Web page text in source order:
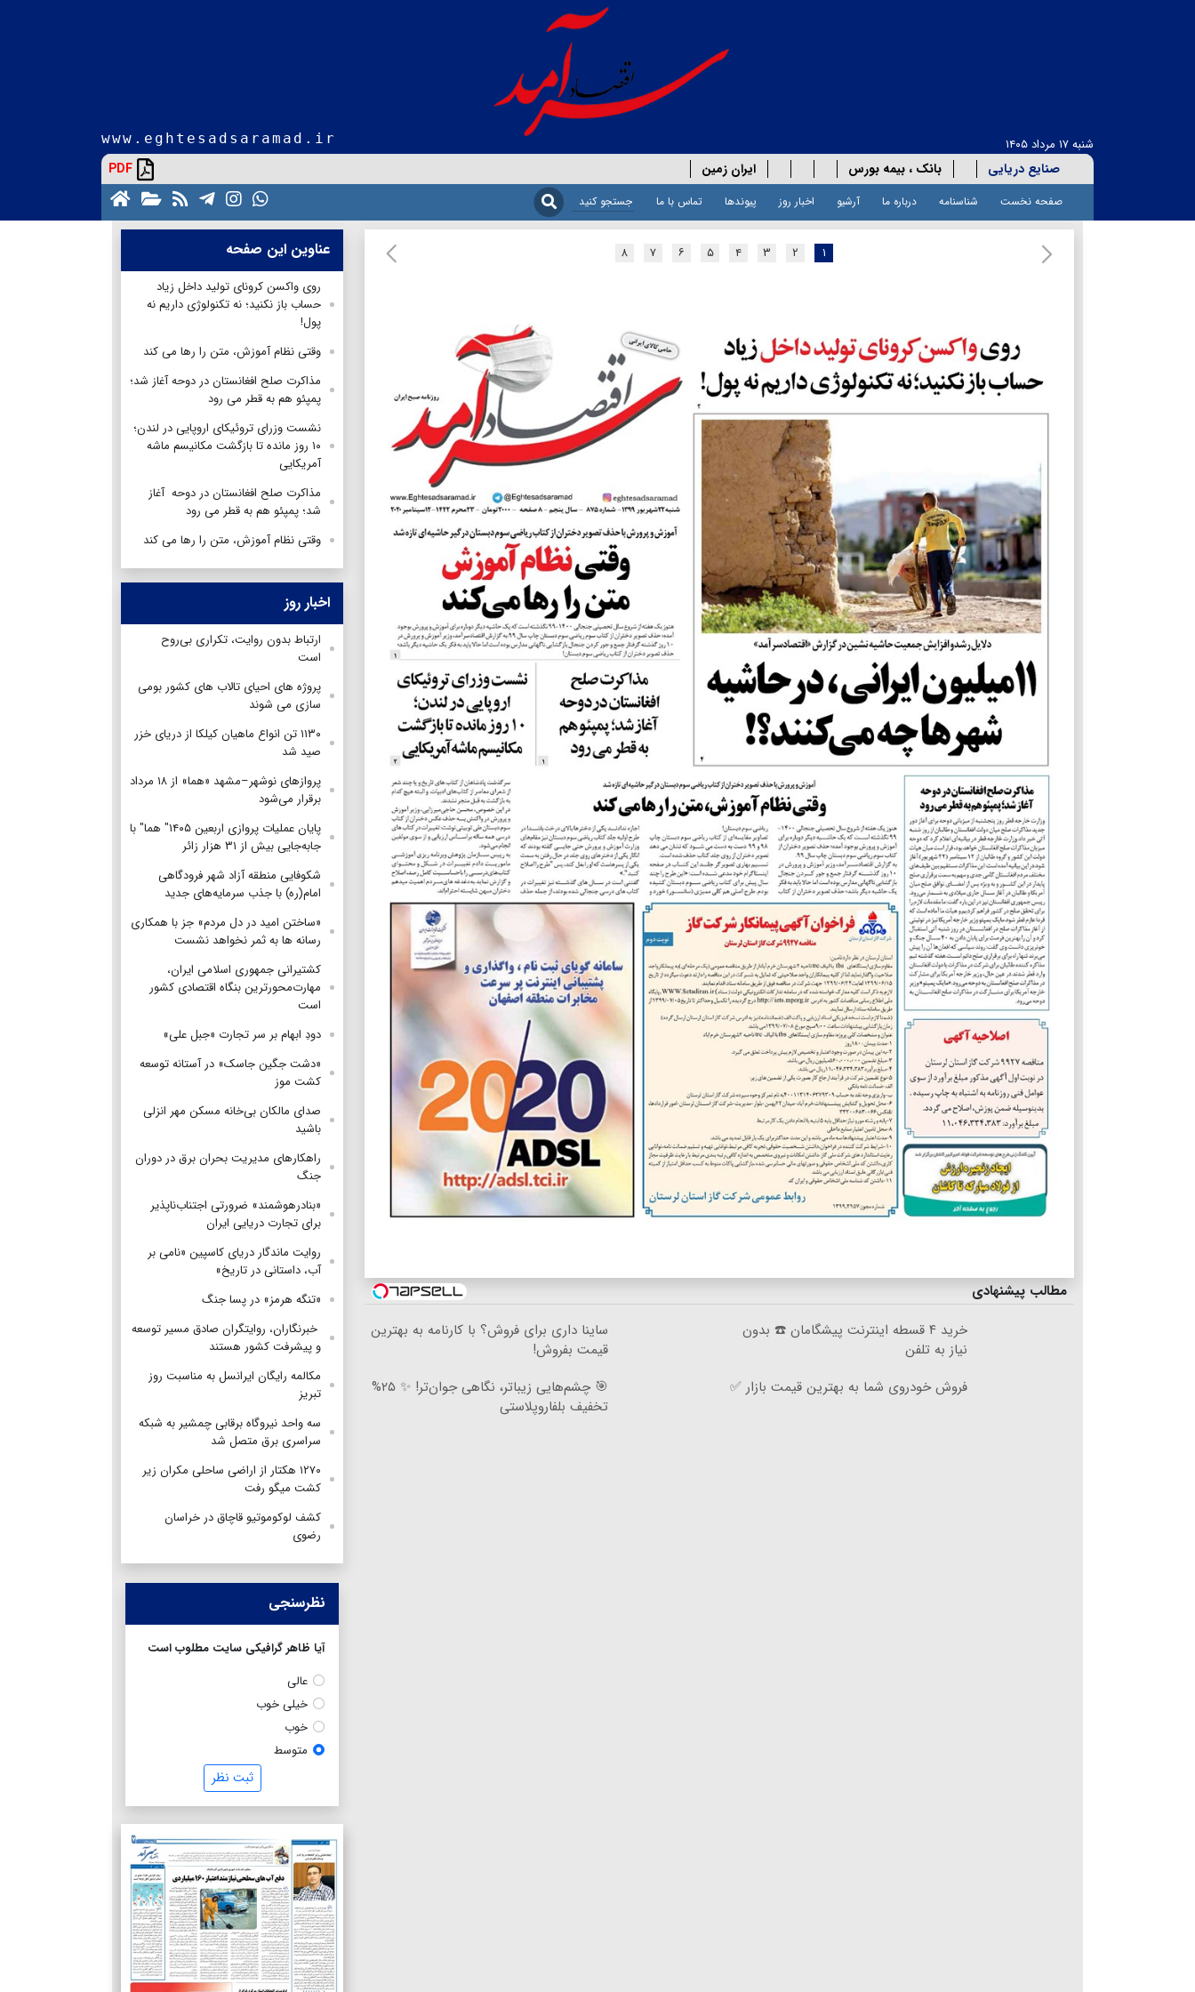
شنبه ۱۷ مرداد ۱۴۰۵ www.eghtesadsaramad.ir
صنایع دریایی بانک ، بیمه بورس ایران زمین PDF
صفحه نخست شناسنامه درباره ما آرشیو اخبار روز پیوندها تماس با ما
۱ ۲ ۳ ۴ ۵ ۶ ۷ ۸
مطالب پیشنهادی
خرید ۴ قسطه اینترنت پیشگامان ☎️ بدون
نیاز به تلفن
ساینا داری برای فروش؟ با کارنامه به بهترین
قیمت بفروش!
فروش خودروی شما به بهترین قیمت بازار ✅
🎯 چشم‌هایی زیباتر، نگاهی جوان‌تر! ✨ ۲۵%
تخفیف بلفاروپلاستی
عناوین این صفحه
روی واکسن کرونای تولید داخل زیاد
حساب باز نکنید؛ نه تکنولوژی داریم نه
پول!
وقتی نظام آموزش، متن را رها می کند
مذاکرت صلح افغانستان در دوحه آغاز شد؛
پمپئو هم به قطر می رود
نشست وزرای تروئیکای اروپایی در لندن؛
۱۰ روز مانده تا بازگشت مکانیسم ماشه
آمریکایی
مذاکرت صلح افغانستان در دوحه آغاز
شد؛ پمپئو هم به قطر می رود
وقتی نظام آموزش، متن را رها می کند
اخبار روز
ارتباط بدون روایت، تکراری بی‌روح
است
پروژه های احیای تالاب های کشور بومی
سازی می شوند
۱۱۳۰ تن انواع ماهیان کیلکا از دریای خزر
صید شد
پروازهای نوشهر–مشهد «هما» از ۱۸ مرداد
برقرار می‌شود
پایان عملیات پروازی اربعین ۱۴۰۵" هما" با
جابه‌جایی بیش از ۳۱ هزار زائر
شکوفایی منطقه آزاد شهر فرودگاهی
امام(ره) با جذب سرمایه‌های جدید
«ساختن امید در دل مردم» جز با همکاری
رسانه ها به ثمر نخواهد نشست
کشتیرانی جمهوری اسلامی ایران،
مهارت‌محورترین بنگاه اقتصادی کشور
است
دودِ ابهام بر سر تجارت «جبل علی»
«دشت جگین جاسک» در آستانه توسعه
کشت موز
صدای مالکان بی‌خانه مسکن مهر انزلی
باشید
راهکارهای مدیریت بحران برق در دوران
جنگ
«بنادرهوشمند» ضرورتی اجتناب‌ناپذیر
برای تجارت دریایی ایران
روایت ماندگار دریای کاسپین «نامی بر
آب، داستانی در تاریخ»
«تنگه هرمز» در پسا جنگ
‌ خبرنگاران، روایتگران صادق مسیر توسعه
و پیشرفت کشور هستند
مکالمه رایگان ایرانسل به مناسبت روز
تبریز
سه واحد نیروگاه برقابی چمشیر به شبکه
سراسری برق متصل شد
۱۲۷۰ هکتار از اراضی ساحلی مکران زیر
کشت میگو رفت
کشف لوکوموتیو قاچاق در خراسان
رضوی
نظرسنجی
آیا ظاهر گرافیکی سایت مطلوب است
عالی
خیلی خوب
خوب
متوسط
ثبت نظر